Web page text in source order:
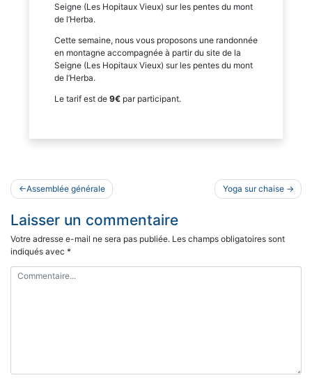
Seigne (Les Hopitaux Vieux) sur les pentes du mont
de l’Herba.
Cette semaine, nous vous proposons une randonnée
en montagne accompagnée à partir du site de la
Seigne (Les Hopitaux Vieux) sur les pentes du mont
de l’Herba.
Le tarif est de 9€ par participant.
Navigation
de
l’article
Assemblée générale Yoga sur chaise
Laisser un commentaire
Votre adresse e-mail ne sera pas publiée. Les champs obligatoires sont
indiqués avec *